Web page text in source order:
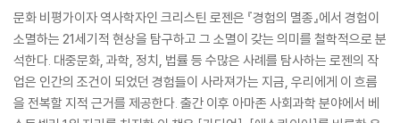
문화 비평가이자 역사학자인 크리스틴 로젠은 『경험의 멸종』에서 경험이
소멸하는 21세기적 현상을 탐구하고 그 소멸이 갖는 의미를 철학적으로 분
석한다. 대중문화, 과학, 정치, 법률 등 수많은 사례를 탐사하는 로젠의 작
업은 인간의 조건이 되었던 경험들이 사라져가는 지금, 우리에게 이 흐름
을 전복할 지적 근거를 제공한다. 출간 이후 아마존 사회과학 분야에서 베